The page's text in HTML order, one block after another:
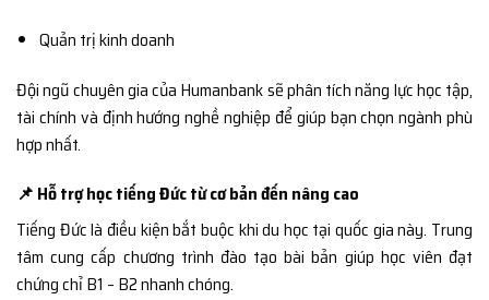
Quản trị kinh doanh
Đội ngũ chuyên gia của Humanbank sẽ phân tích năng lực học tập,
tài chính và định hướng nghề nghiệp để giúp bạn chọn ngành phù
hợp nhất.
📌 Hỗ trợ học tiếng Đức từ cơ bản đến nâng cao
Tiếng Đức là điều kiện bắt buộc khi du học tại quốc gia này. Trung
tâm cung cấp chương trình đào tạo bài bản giúp học viên đạt
chứng chỉ B1 – B2 nhanh chóng.